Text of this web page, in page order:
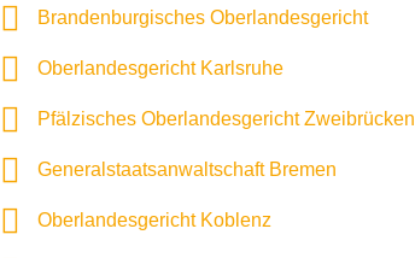
Brandenburgisches Oberlandesgericht
Oberlandesgericht Karlsruhe
Pfälzisches Oberlandesgericht Zweibrücken
Generalstaatsanwaltschaft Bremen
Oberlandesgericht Koblenz